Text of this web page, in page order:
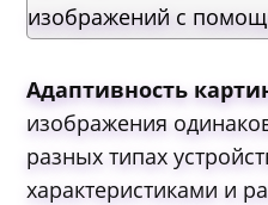
изображений с
Адаптивность
изображения
разных типах
характеристиками и